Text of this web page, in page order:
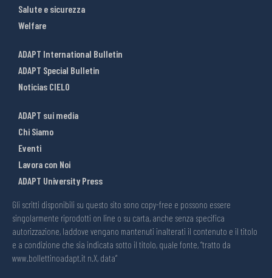
Salute e sicurezza
Welfare
ADAPT International Bulletin
ADAPT Special Bulletin
Noticias CIELO
ADAPT sui media
Chi Siamo
Eventi
Lavora con Noi
ADAPT University Press
Gli scritti disponibili su questo sito sono copy-free e possono essere
singolarmente riprodotti on line o su carta, anche senza specifica
autorizzazione, laddove vengano mantenuti inalterati il contenuto e il titolo
e a condizione che sia indicata sotto il titolo, quale fonte, “tratto da
www.bollettinoadapt.it n.X, data“